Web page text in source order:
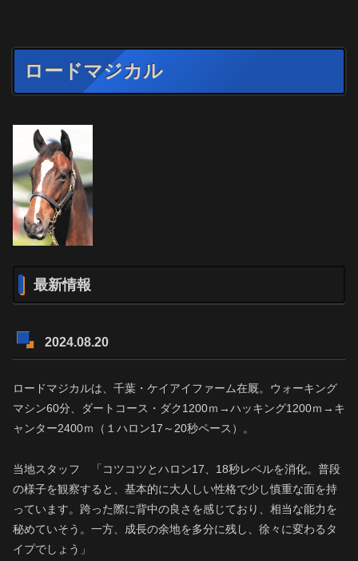
ロードマジカル
最新情報
2024.08.20
ロードマジカルは、千葉・ケイアイファーム在厩。ウォーキング
マシン60分、ダートコース・ダク1200ｍ→ハッキング1200ｍ→キ
ャンター2400ｍ（１ハロン17～20秒ペース）。
当地スタッフ 「コツコツとハロン17、18秒レベルを消化。普段
の様子を観察すると、基本的に大人しい性格で少し慎重な面を持
っています。跨った際に背中の良さを感じており、相当な能力を
秘めていそう。一方、成長の余地を多分に残し、徐々に変わるタ
イプでしょう」